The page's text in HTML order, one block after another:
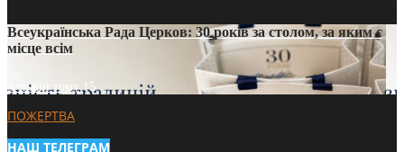
Всеукраїнська Рада Церков: 30 років за столом, за яким є
місце всім
4 тижні тому15
ПОЖЕРТВА
НАШ ТЕЛЕГРАМ